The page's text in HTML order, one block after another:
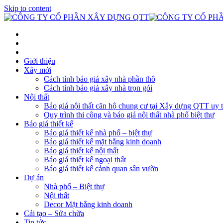
Skip to content
Giới thiệu
Xây mới
Cách tính báo giá xây nhà phần thô
Cách tính báo giá xây nhà trọn gói
Nội thất
Báo giá nội thất căn hộ chung cư tại Xây dựng QTT uy
Quy trình thi công và báo giá nội thất nhà phố biệt thự
Báo giá thiết kế
Báo giá thiết kế nhà phố – biệt thự
Báo giá thiết kế mặt bằng kinh doanh
Báo giá thiết kế nội thất
Báo giá thiết kế ngoại thất
Báo giá thiết kế cảnh quan sân vườn
Dự án
Nhà phố – Biệt thự
Nội thất
Decor Mặt bằng kinh doanh
Cải tạo – Sửa chữa